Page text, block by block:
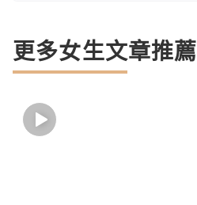
更多女生文章推薦